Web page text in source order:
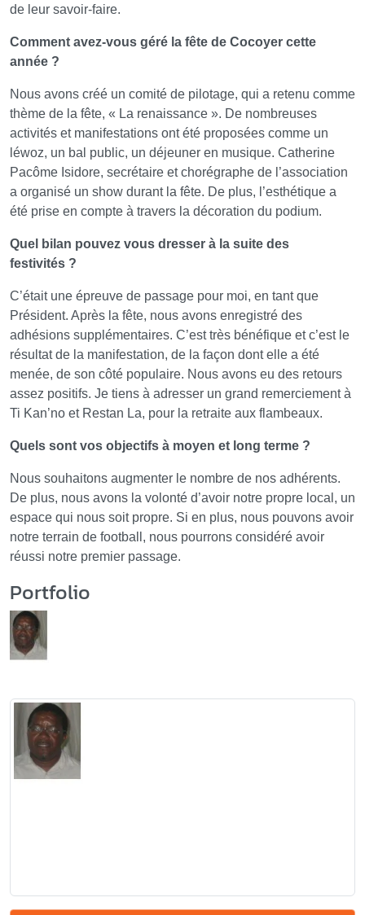
de leur savoir-faire.
Comment avez-vous géré la fête de Cocoyer cette
année ?
Nous avons créé un comité de pilotage, qui a retenu comme
thème de la fête, « La renaissance ». De nombreuses
activités et manifestations ont été proposées comme un
léwoz, un bal public, un déjeuner en musique. Catherine
Pacôme Isidore, secrétaire et chorégraphe de l’association
a organisé un show durant la fête. De plus, l’esthétique a
été prise en compte à travers la décoration du podium.
Quel bilan pouvez vous dresser à la suite des
festivités ?
C’était une épreuve de passage pour moi, en tant que
Président. Après la fête, nous avons enregistré des
adhésions supplémentaires. C’est très bénéfique et c’est le
résultat de la manifestation, de la façon dont elle a été
menée, de son côté populaire. Nous avons eu des retours
assez positifs. Je tiens à adresser un grand remerciement à
Ti Kan’no et Restan La, pour la retraite aux flambeaux.
Quels sont vos objectifs à moyen et long terme ?
Nous souhaitons augmenter le nombre de nos adhérents.
De plus, nous avons la volonté d’avoir notre propre local, un
espace qui nous soit propre. Si en plus, nous pouvons avoir
notre terrain de football, nous pourrons considéré avoir
réussi notre premier passage.
Portfolio